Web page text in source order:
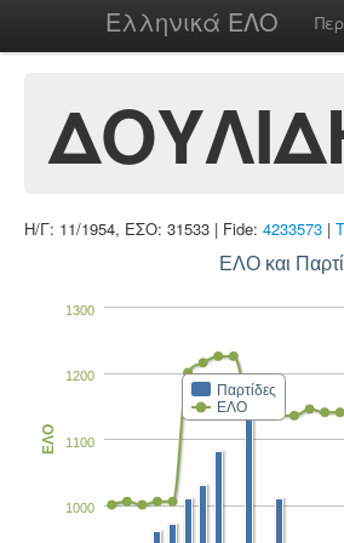
Ελληνικά ΕΛΟ
Η/Γ: 11/1954, ΕΣΟ: 31533 | Fide: 4233573 |
ΕΛΟ και
Παρτίδες
ΕΛΟ
1000
1100
1200
1300
ΕΛΟ